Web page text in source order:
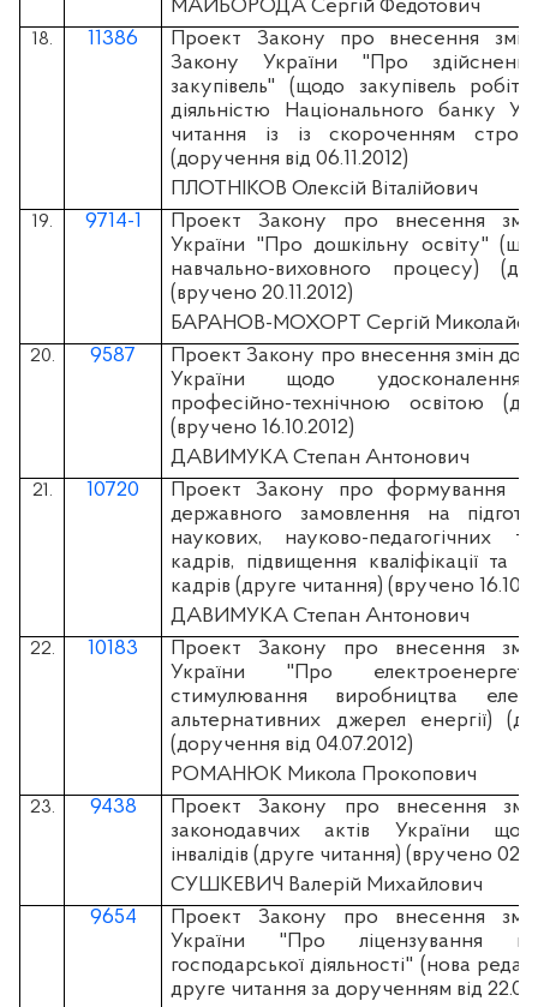
МАЙБОРОДА Сергій Федотович
18. 11386
Проект Закону про внесення
Закону України "Про
закупівель" (щодо закупівель робіт,
діяльністю Національного банку
читання із із скороченням
(доручення від 06.11.2012)
ПЛОТНІКОВ Олексій Віталійович
19. 9714-1
Проект Закону про внесення
України "Про дошкільну освіту"
навчально-виховного процесу)
(вручено 20.11.2012)
БАРАНОВ-МОХОРТ Сергій
20. 9587
Проект Закону про внесення змін до
України щодо удосконалення
професійно-технічною освітою
(вручено 16.10.2012)
ДАВИМУКА Степан Антонович
21. 10720
Проект Закону про формування
державного замовлення на
наукових, науково-педагогічних
кадрів, підвищення кваліфікації та
кадрів (друге читання) (вручено
ДАВИМУКА Степан Антонович
22. 10183
Проект Закону про внесення
України "Про
стимулювання виробництва
альтернативних джерел енергії)
(доручення від 04.07.2012)
РОМАНЮК Микола Прокопович
23. 9438
Проект Закону про внесення
законодавчих актів України
інвалідів (друге читання) (вручено
СУШКЕВИЧ Валерій Михайлович
9654
Проект Закону про внесення
України "Про ліцензування
господарської діяльності" (нова
друге читання за дорученням від